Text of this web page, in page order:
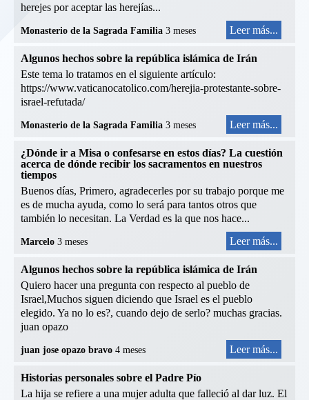
herejes por aceptar las herejías...
Monasterio de la Sagrada Familia 3 meses Leer más...
Algunos hechos sobre la república islámica de Irán
Este tema lo tratamos en el siguiente artículo:
https://www.vaticanocatolico.com/herejia-protestante-sobre-
israel-refutada/
Monasterio de la Sagrada Familia 3 meses Leer más...
¿Dónde ir a Misa o confesarse en estos días? La cuestión
acerca de dónde recibir los sacramentos en nuestros
tiempos
Buenos días, Primero, agradecerles por su trabajo porque me
es de mucha ayuda, como lo será para tantos otros que
también lo necesitan. La Verdad es la que nos hace...
Marcelo 3 meses Leer más...
Algunos hechos sobre la república islámica de Irán
Quiero hacer una pregunta con respecto al pueblo de
Israel,Muchos siguen diciendo que Israel es el pueblo
elegido. Ya no lo es?, cuando dejo de serlo? muchas gracias.
juan opazo
juan jose opazo bravo 4 meses Leer más...
Historias personales sobre el Padre Pío
La hija se refiere a una mujer adulta que falleció al dar luz. El